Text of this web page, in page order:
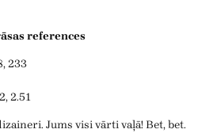
references
233
2.51
Jums visi vārti vaļā! Bet, bet.